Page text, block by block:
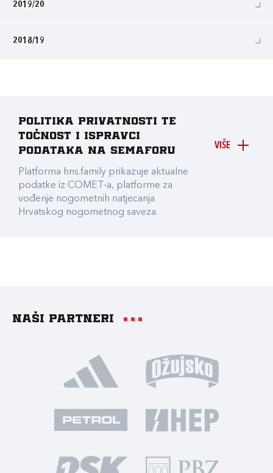
2019/20
2018/19
VIŠE
Politika privatnosti te
točnost i ispravci
podataka na Semaforu
Platforma hns.family prikazuje aktualne
podatke iz COMET-a, platforme za
vođenje nogometnih natjecanja
Hrvatskog nogometnog saveza.
Naši partneri